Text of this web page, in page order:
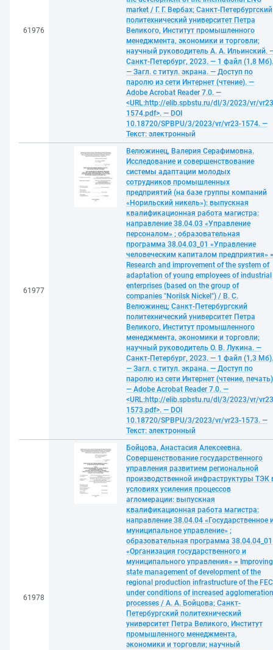
61976
market / Г. Г. Вербах; Санкт-Петербургский
политехнический университет Петра
Великого, Институт промышленного
менеджмента, экономики и торговли;
научный руководитель А. А. Ильинский.
Санкт-Петербург, 2023. — 1 файл (1,8 Мб).
— Загл. с титул. экрана. — Доступ по
паролю из сети Интернет (чтение). —
Adobe Acrobat Reader 7.0. —
<URL:http://elib.spbstu.ru/dl/3/2023/vr/
1574.pdf>. — DOI
10.18720/SPBPU/3/2023/vr/vr23-1574. —
Текст: электронный
61977
Велюжинец, Валерия Серафимовна.
Исследование и совершенствование
системы адаптации молодых
сотрудников промышленных
предприятий (на базе группы компаний
«Норильский никель»): выпускная
квалификационная работа магистра:
направление 38.04.03 «Управление
персоналом» ; образовательная
программа 38.04.03_01 «Управление
человеческим капиталом предприятия»
Research and improvement of the system of
adaptation of young employees of industrial
enterprises (based on the group of
companies "Norilsk Nickel") / В. С.
Велюжинец; Санкт-Петербургский
политехнический университет Петра
Великого, Институт промышленного
менеджмента, экономики и торговли;
научный руководитель О. В. Лукина. —
Санкт-Петербург, 2023. — 1 файл (1,3 Мб).
— Загл. с титул. экрана. — Доступ по
паролю из сети Интернет (чтение,
— Adobe Acrobat Reader 7.0. —
<URL:http://elib.spbstu.ru/dl/3/2023/vr/
1573.pdf>. — DOI
10.18720/SPBPU/3/2023/vr/vr23-1573. —
Текст: электронный
61978
Бойцова, Анастасия Алексеевна.
Совершенствование государственного
управления развитием региональной
производственной инфраструктуры ТЭК
условиях усиления процессов
агломерации: выпускная
квалификационная работа магистра:
направление 38.04.04 «Государственное
муниципальное управление» ;
образовательная программа 38.04.04_01
«Организация государственного и
муниципального управления» = Improving
state management of development of the
regional production infrastructure of the FEC
under conditions of increased agglomeration
processes / А. А. Бойцова; Санкт-
Петербургский политехнический
университет Петра Великого, Институт
промышленного менеджмента,
экономики и торговли; научный